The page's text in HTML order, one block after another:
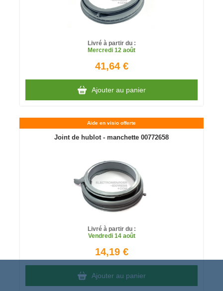
Livré à partir du :
Mercredi 12 août
41,64 €
Ajouter au panier
Aide en visio offerte
Joint de hublot - manchette 00772658
Livré à partir du :
Vendredi14 août
14,19 €
Ajouter au panier